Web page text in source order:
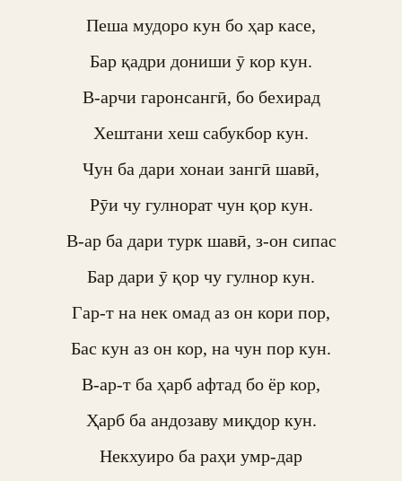
Пеша мудоро кун бо ҳар касе,
Бар қадри дониши ӯ кор кун.
В-арчи гаронсангӣ, бо бехирад
Хештани хеш сабукбор кун.
Чун ба дари хонаи зангӣ шавӣ,
Рӯи чу гулнорат чун қор кун.
В-ар ба дари турк шавӣ, з-он сипас
Бар дари ӯ қор чу гулнор кун.
Гар-т на нек омад аз он кори пор,
Бас кун аз он кор, на чун пор кун.
В-ар-т ба ҳарб афтад бо ёр кор,
Ҳарб ба андозаву миқдор кун.
Некхуиро ба раҳи умр-дар